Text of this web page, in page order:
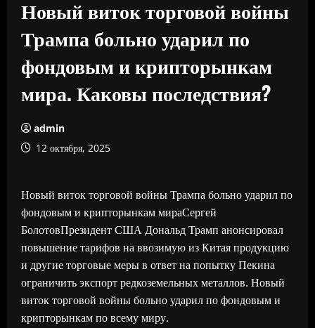
Новый виток торговой войны
Трампа больно ударил по
фондовым и крипторынкам
мира. Каковы последствия?
admin
12 октября, 2025
Новый виток торговой войны Трампа больно ударил по
фондовым и крипторынкам мираСергей
БолотовПрезидент США Дональд Трамп анонсировал
повышение тарифов на ввозимую из Китая продукцию
и другие торговые меры в ответ на попытку Пекина
ограничить экспорт редкоземельных металлов. Новый
виток торговой войны больно ударил по фондовым и
крипторынкам по всему миру.